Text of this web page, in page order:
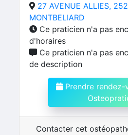
27 AVENUE ALLIES,
MONTBELIARD
Ce praticien n'a pas
d'horaires
Ce praticien n'a pas
de description
Prendre rendez-
Contacter cet